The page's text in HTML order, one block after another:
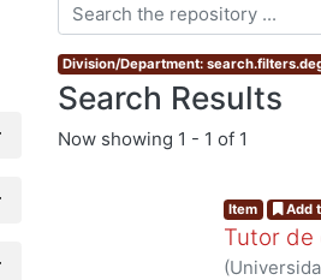
Division/Department:
Search Results
Now showing 1 - 1 of 1
Item Add
Tutor de
(